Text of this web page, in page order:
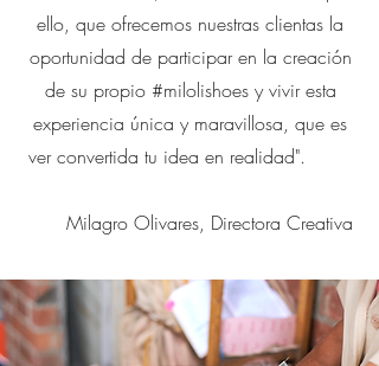
ello, que ofrecemos nuestras clientas la
oportunidad de participar en la creación
de su propio #milolishoes y vivir esta
experiencia única y maravillosa, que es
ver convertida tu idea en realidad".
Milagro Olivares, Directora Creativa